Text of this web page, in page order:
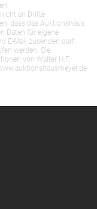
an Dritte
dass das Auktionshaus
Daten für eigene
E-Mail zusenden darf.
werden. Sie
von Walter H.F.